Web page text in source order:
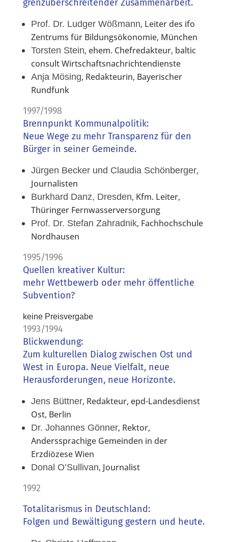
grenzüberschreitender Zusammenarbeit.
Prof. Dr. Ludger Wößmann, Leiter des ifo
Zentrums für Bildungsökonomie, München
Torsten Stein, ehem. Chefredakteur, baltic
consult Wirtschaftsnachrichtendienste
Anja Mösing, Redakteurin, Bayerischer
Rundfunk
1997/1998
Brennpunkt Kommunalpolitik:
Neue Wege zu mehr Transparenz für den
Bürger in seiner Gemeinde.
Jürgen Becker und Claudia Schönberger,
Journalisten
Burkhard Danz, Dresden, Kfm. Leiter,
Thüringer Fernwasserversorgung
Prof. Dr. Stefan Zahradnik, Fachhochschule
Nordhausen
1995/1996
Quellen kreativer Kultur:
mehr Wettbewerb oder mehr öffentliche
Subvention?
keine Preisvergabe
1993/1994
Blickwendung:
Zum kulturellen Dialog zwischen Ost und
West in Europa. Neue Vielfalt, neue
Herausforderungen, neue Horizonte.
Jens Büttner, Redakteur, epd-Landesdienst
Ost, Berlin
Dr. Johannes Gönner, Rektor,
Anderssprachige Gemeinden in der
Erzdiözese Wien
Donal O’Sullivan, Journalist
1992
Totalitarismus in Deutschland:
Folgen und Bewältigung gestern und heute.